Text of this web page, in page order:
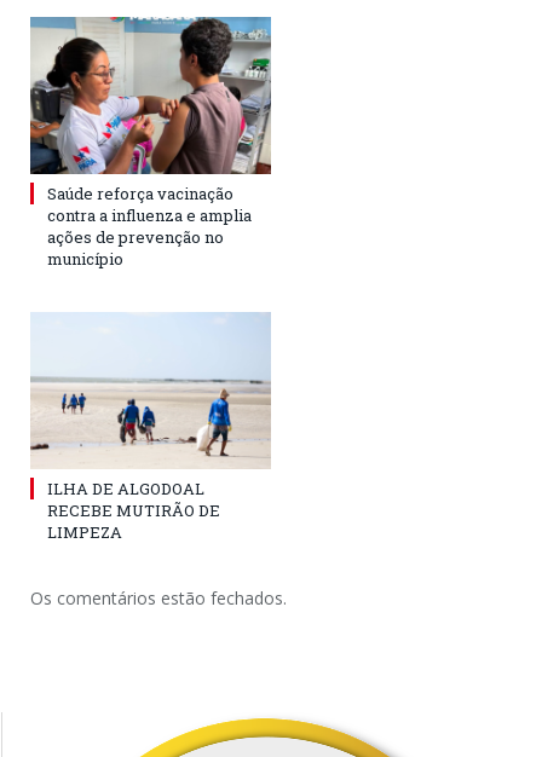
Saúde reforça vacinação
contra a influenza e amplia
ações de prevenção no
município
ILHA DE ALGODOAL
RECEBE MUTIRÃO DE
LIMPEZA
Os comentários estão fechados.